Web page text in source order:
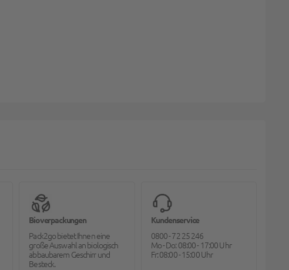
Bioverpackungen
Pack2go bietet Ihnen eine
große Auswahl an biologisch
abbaubarem Geschirr und
Besteck.
Kundenservice
0800 - 72 25 246
Mo - Do: 08:00 - 17:00 Uhr
Fr: 08:00 - 15:00 Uhr